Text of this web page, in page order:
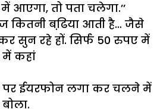
में आएगा, तो पता चलेगा.’’
कितनी बढि़या आती है… जैसे
सुन रहे हों. सिर्फ 50 रुपए में
में कहां
पर ईयरफोन लगा कर चलने में
बोला.